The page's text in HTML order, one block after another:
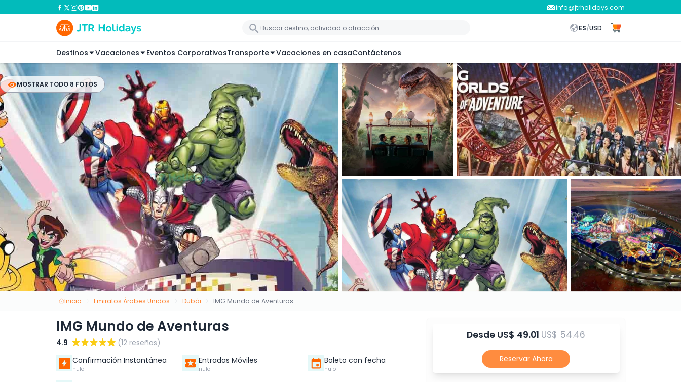
info@jtrholidays.com
ES/USD
Destinos Vacaciones Eventos CorporativosTransporte Vacaciones en casaContáctenos
MOSTRAR TODO 8 FOTOS
Inicio Emiratos Árabes Unidos Dubái IMG Mundo de Aventuras
IMG Mundo de Aventuras
4.9
(12 reseñas)
Confirmación Instantánea
nulo
Entradas Móviles
nulo
Boleto con fecha
nulo
Desde US$ 49.01US$ 54.46
Reservar Ahora